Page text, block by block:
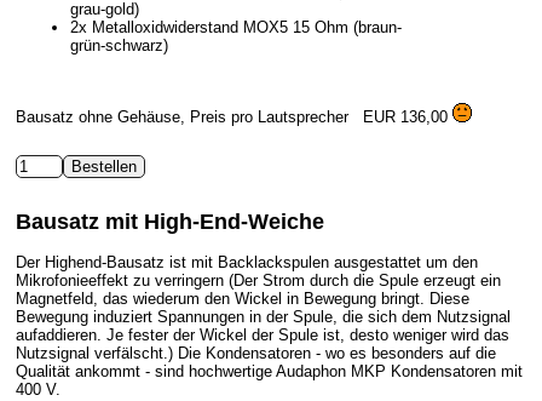
grau-gold)
2x Metalloxidwiderstand MOX5 15 Ohm (braun-
grün-schwarz)
Bausatz ohne Gehäuse, Preis pro Lautsprecher EUR 136,00
Bausatz mit High-End-Weiche
Der Highend-Bausatz ist mit Backlackspulen ausgestattet um den
Mikrofonieeffekt zu verringern (Der Strom durch die Spule erzeugt ein
Magnetfeld, das wiederum den Wickel in Bewegung bringt. Diese
Bewegung induziert Spannungen in der Spule, die sich dem Nutzsignal
aufaddieren. Je fester der Wickel der Spule ist, desto weniger wird das
Nutzsignal verfälscht.) Die Kondensatoren - wo es besonders auf die
Qualität ankommt - sind hochwertige Audaphon MKP Kondensatoren mit
400 V.